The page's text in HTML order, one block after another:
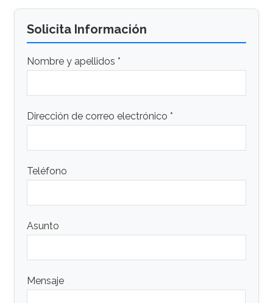
Solicita Información
Nombre y apellidos *
Dirección de correo electrónico *
Teléfono
Asunto
Mensaje